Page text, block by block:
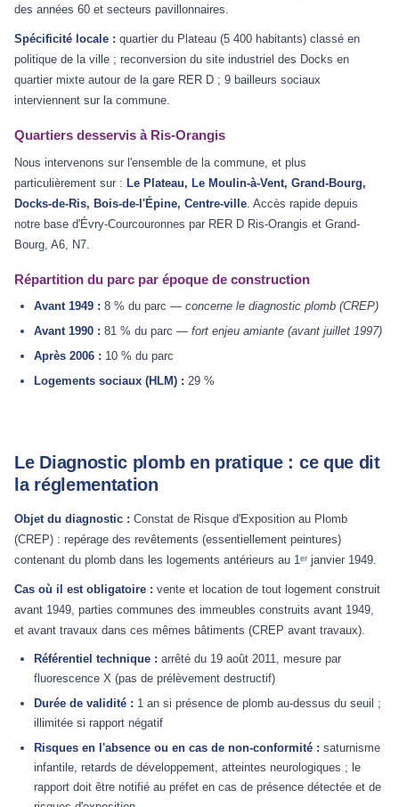
des années 60 et secteurs pavillonnaires.
Spécificité locale : quartier du Plateau (5 400 habitants) classé en
politique de la ville ; reconversion du site industriel des Docks en
quartier mixte autour de la gare RER D ; 9 bailleurs sociaux
interviennent sur la commune.
Quartiers desservis à Ris-Orangis
Nous intervenons sur l'ensemble de la commune, et plus
particulièrement sur : Le Plateau, Le Moulin-à-Vent, Grand-Bourg,
Docks-de-Ris, Bois-de-l'Épine, Centre-ville. Accès rapide depuis
notre base d'Évry-Courcouronnes par RER D Ris-Orangis et Grand-
Bourg, A6, N7.
Répartition du parc par époque de construction
Avant 1949 : 8 % du parc — concerne le diagnostic plomb (CREP)
Avant 1990 : 81 % du parc — fort enjeu amiante (avant juillet 1997)
Après 2006 : 10 % du parc
Logements sociaux (HLM) : 29 %
Le Diagnostic plomb en pratique : ce que dit
la réglementation
Objet du diagnostic : Constat de Risque d'Exposition au Plomb
(CREP) : repérage des revêtements (essentiellement peintures)
contenant du plomb dans les logements antérieurs au 1ᵉʳ janvier 1949.
Cas où il est obligatoire : vente et location de tout logement construit
avant 1949, parties communes des immeubles construits avant 1949,
et avant travaux dans ces mêmes bâtiments (CREP avant travaux).
Référentiel technique : arrêté du 19 août 2011, mesure par
fluorescence X (pas de prélèvement destructif)
Durée de validité : 1 an si présence de plomb au-dessus du seuil ;
illimitée si rapport négatif
Risques en l'absence ou en cas de non-conformité : saturnisme
infantile, retards de développement, atteintes neurologiques ; le
rapport doit être notifié au préfet en cas de présence détectée et de